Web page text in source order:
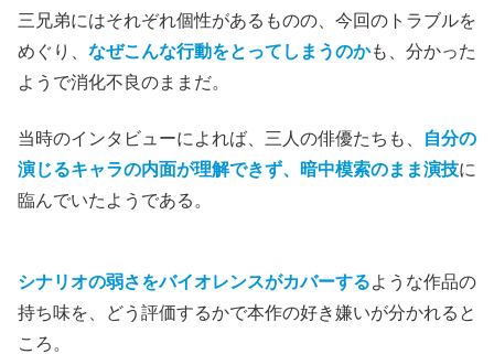
三兄弟にはそれぞれ個性があるものの、今回のトラブルを
めぐり、 なぜこんな行動をとってしまうのかも、分かった
ようで消化不良のままだ。
当時のインタビューによれば、三人の俳優たちも、
自分の
演じるキャラの内面が理解できず、暗中模索のまま演技に
臨んでいたようである。
シナリオの弱さをバイオレンスがカバーするような作品の
持ち味を、どう評価するかで本作の好き嫌いが分かれると
ころ。